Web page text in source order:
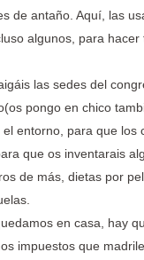
de antaño. Aquí, las
algunos, para hacer
las sedes del
pongo en chico
entorno, para que los
que os inventarais
de más, dietas por
en casa, hay
impuestos que